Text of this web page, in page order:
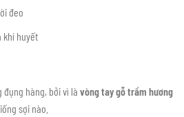
đeo
khí huyết
đụng hàng, bởi vì là vòng tay gỗ trầm hương
sợi nào.